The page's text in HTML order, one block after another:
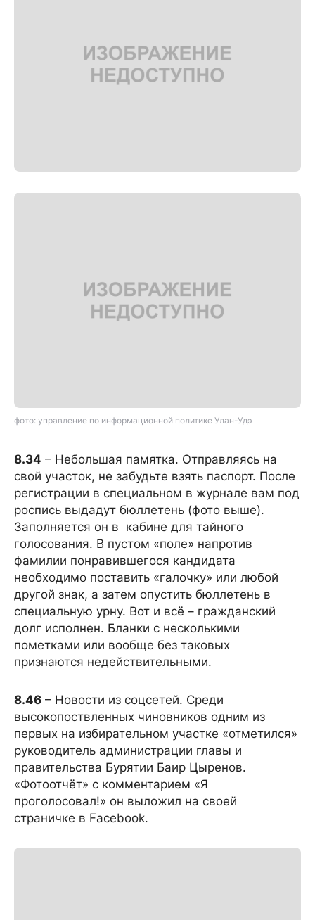
фото: управление по информационной политике Улан-Удэ
8.34 – Небольшая памятка. Отправляясь на
свой участок, не забудьте взять паспорт. После
регистрации в специальном в журнале вам под
роспись выдадут бюллетень (фото выше).
Заполняется он в кабине для тайного
голосования. В пустом «поле» напротив
фамилии понравившегося кандидата
необходимо поставить «галочку» или любой
другой знак, а затем опустить бюллетень в
специальную урну. Вот и всё – гражданский
долг исполнен. Бланки с несколькими
пометками или вообще без таковых
признаются недействительными.
8.46 – Новости из соцсетей. Среди
высокопоствленных чиновников одним из
первых на избирательном участке «отметился»
руководитель администрации главы и
правительства Бурятии Баир Цыренов.
«Фотоотчёт» с комментарием «Я
проголосовал!» он выложил на своей
страничке в Facebook.